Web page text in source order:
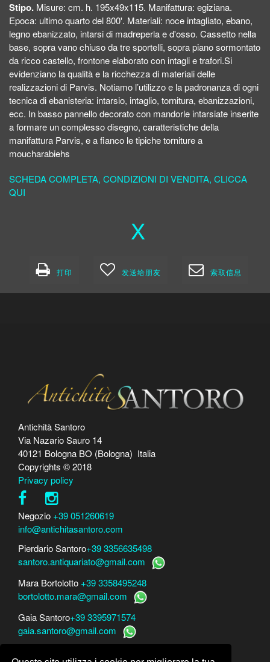
Stipo. Misure: cm. h. 195x49x115. Manifattura: egiziana.
Epoca: ultimo quarto del 800'. Materiali: noce intagliato, ebano,
legno ebanizzato, intarsi di madreperla e d'osso. Cassetto nella
base, sopra vano chiuso da tre sportelli, sopra piano sormontato
da ricco castello, frontone elaborato con intagli e trafori.Si
evidenziano la qualità e la ricchezza di materiali delle
realizzazioni di Parvis. Notiamo l’utilizzo e la padronanza di ogni
tecnica di ebanisteria: intarsio, intaglio, tornitura, ebanizzazioni,
ecc. In basso pannello decorato con mandorle intarsiate inserite
a formare un complesso disegno, caratteristiche della
manifattura Parvis, e a fianco le tipiche torniture a
moucharabiehs
SCHEDA COMPLETA, CONDIZIONI DI VENDITA, CLICCA
QUI
X
打印 发送给朋友 索取信息
Antichità Santoro
Via Nazario Sauro 14
40121 Bologna BO (Bologna) Italia
Copyrights © 2018
Privacy policy
Negozio +39 051260619
info@antichitasantoro.com
Pierdario Santoro+39 3356635498
santoro.antiquariato@gmail.com
Mara Bortolotto +39 3358495248
bortolotto.mara@gmail.com
Gaia Santoro+39 3395971574
gaia.santoro@gmail.com